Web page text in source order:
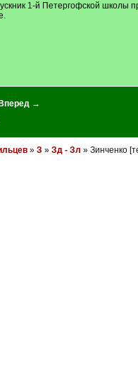
1-й Петергофской школы
Вперед →
» З » Зд - Зл » Зинченко